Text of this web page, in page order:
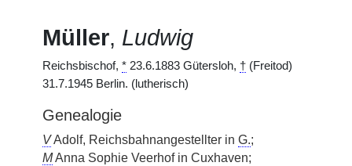
Müller, Ludwig
Reichsbischof, * 23.6.1883 Gütersloh, † (Freitod)
31.7.1945 Berlin. (lutherisch)
Genealogie
VAdolf, Reichsbahnangestellter in G.;
MAnna Sophie Veerhof in Cuxhaven;